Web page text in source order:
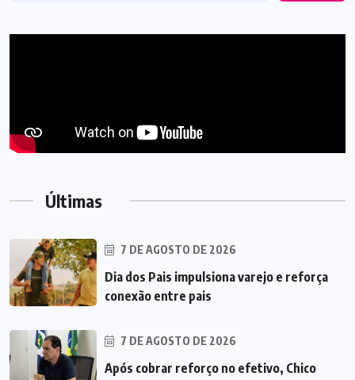
Últimas
7 DE AGOSTO DE 2026
Dia dos Pais impulsiona varejo e reforça
conexão entre pais
7 DE AGOSTO DE 2026
Após cobrar reforço no efetivo, Chico